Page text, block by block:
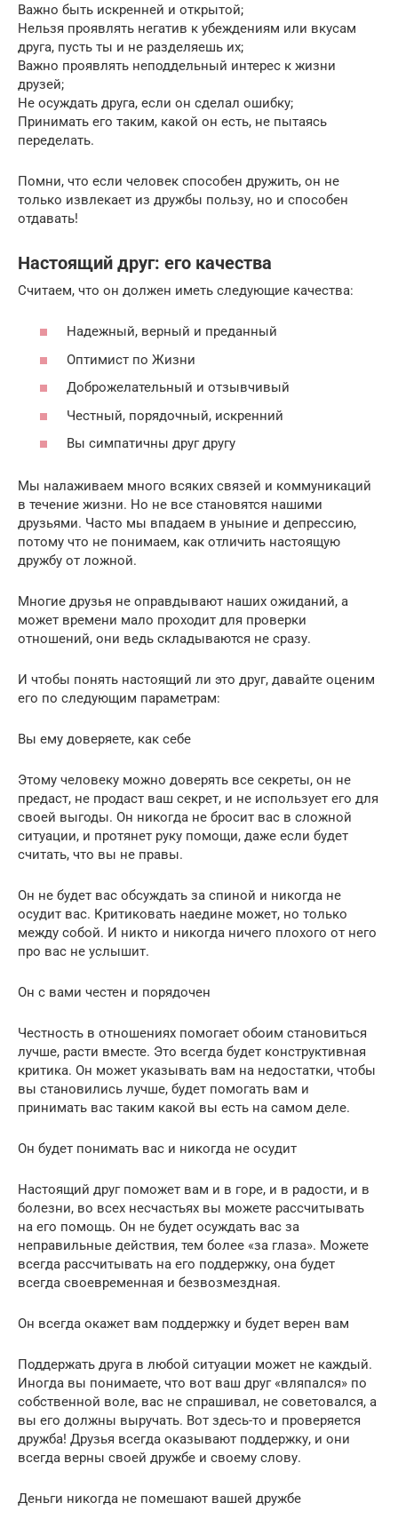
Важно быть искренней и открытой;
Нельзя проявлять негатив к убеждениям или вкусам
друга, пусть ты и не разделяешь их;
Важно проявлять неподдельный интерес к жизни
друзей;
Не осуждать друга, если он сделал ошибку;
Принимать его таким, какой он есть, не пытаясь
переделать.
Помни, что если человек способен дружить, он не
только извлекает из дружбы пользу, но и способен
отдавать!
Настоящий друг: его качества
Считаем, что он должен иметь следующие качества:
Надежный, верный и преданный
Оптимист по Жизни
Доброжелательный и отзывчивый
Честный, порядочный, искренний
Вы симпатичны друг другу
Мы налаживаем много всяких связей и коммуникаций
в течение жизни. Но не все становятся нашими
друзьями. Часто мы впадаем в уныние и депрессию,
потому что не понимаем, как отличить настоящую
дружбу от ложной.
Многие друзья не оправдывают наших ожиданий, а
может времени мало проходит для проверки
отношений, они ведь складываются не сразу.
И чтобы понять настоящий ли это друг, давайте оценим
его по следующим параметрам:
Вы ему доверяете, как себе
Этому человеку можно доверять все секреты, он не
предаст, не продаст ваш секрет, и не использует его для
своей выгоды. Он никогда не бросит вас в сложной
ситуации, и протянет руку помощи, даже если будет
считать, что вы не правы.
Он не будет вас обсуждать за спиной и никогда не
осудит вас. Критиковать наедине может, но только
между собой. И никто и никогда ничего плохого от него
про вас не услышит.
Он с вами честен и порядочен
Честность в отношениях помогает обоим становиться
лучше, расти вместе. Это всегда будет конструктивная
критика. Он может указывать вам на недостатки, чтобы
вы становились лучше, будет помогать вам и
принимать вас таким какой вы есть на самом деле.
Он будет понимать вас и никогда не осудит
Настоящий друг поможет вам и в горе, и в радости, и в
болезни, во всех несчастьях вы можете рассчитывать
на его помощь. Он не будет осуждать вас за
неправильные действия, тем более «за глаза». Можете
всегда рассчитывать на его поддержку, она будет
всегда своевременная и безвозмездная.
Он всегда окажет вам поддержку и будет верен вам
Поддержать друга в любой ситуации может не каждый.
Иногда вы понимаете, что вот ваш друг «вляпался» по
собственной воле, вас не спрашивал, не советовался, а
вы его должны выручать. Вот здесь-то и проверяется
дружба! Друзья всегда оказывают поддержку, и они
всегда верны своей дружбе и своему слову.
Деньги никогда не помешают вашей дружбе